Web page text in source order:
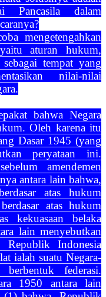
Pancasila dalam
mengetengahkan
aturan hukum,
tempat yang
nilai-nilai
bahwa Negara
Oleh karena itu
Dasar 1945 (yang
peryataan ini.
amendemen
antara lain bahwa,
atas hukum
atas hukum
kekuasaan belaka
lain menyebutkan
Indonesia
ialah suatu Negara-
federasi.
1950 antara lain